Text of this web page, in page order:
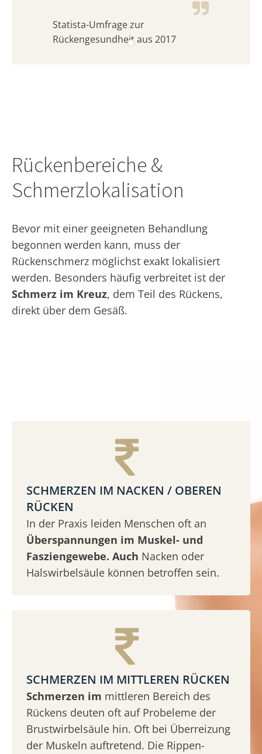
Statista-Umfrage zur
Rückengesundheit aus 2017
Rückenbereiche &
Schmerzlokalisation
Bevor mit einer geeigneten Behandlung
begonnen werden kann, muss der
Rückenschmerz möglichst exakt lokalisiert
werden. Besonders häufig verbreitet ist der
Schmerz im Kreuz, dem Teil des Rückens,
direkt über dem Gesäß.
SCHMERZEN IM NACKEN / OBEREN
RÜCKEN
In der Praxis leiden Menschen oft an
Überspannungen im Muskel- und
Fasziengewebe. Auch Nacken oder
Halswirbelsäule können betroffen sein.
SCHMERZEN IM MITTLEREN RÜCKEN
Schmerzen im mittleren Bereich des
Rückens deuten oft auf Probeleme der
Brustwirbelsäule hin. Oft bei Überreizung
der Muskeln auftretend. Die Rippen-